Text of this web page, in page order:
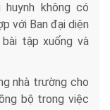
không có
với Ban đại diện
tập xuống và
nhà trường cho
bộ trong việc